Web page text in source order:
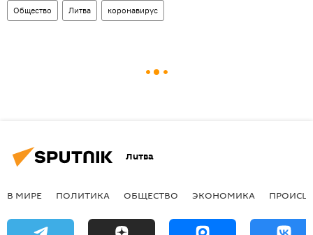
Общество Литва коронавирус
Литва
В МИРЕ ПОЛИТИКА ОБЩЕСТВО ЭКОНОМИКА